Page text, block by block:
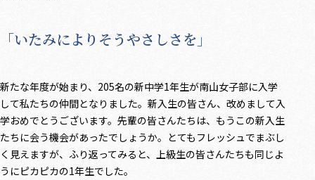
「いたみによりそうやさしさを」
新たな年度が始まり、205名の新中学1年生が南山女子部に入学
して私たちの仲間となりました。新入生の皆さん、改めまして入
学おめでとうございます。先輩の皆さんたちは、もうこの新入生
たちに会う機会があったでしょうか。とてもフレッシュでまぶし
く見えますが、ふり返ってみると、上級生の皆さんたちも同じよ
うにピカピカの1年生でした。